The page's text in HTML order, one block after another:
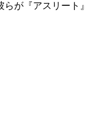
が『アスリート』